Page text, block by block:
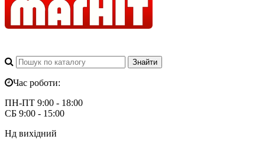
Час роботи:
ПН-ПТ 9:00 - 18:00
СБ 9:00 - 15:00
Нд вихідний